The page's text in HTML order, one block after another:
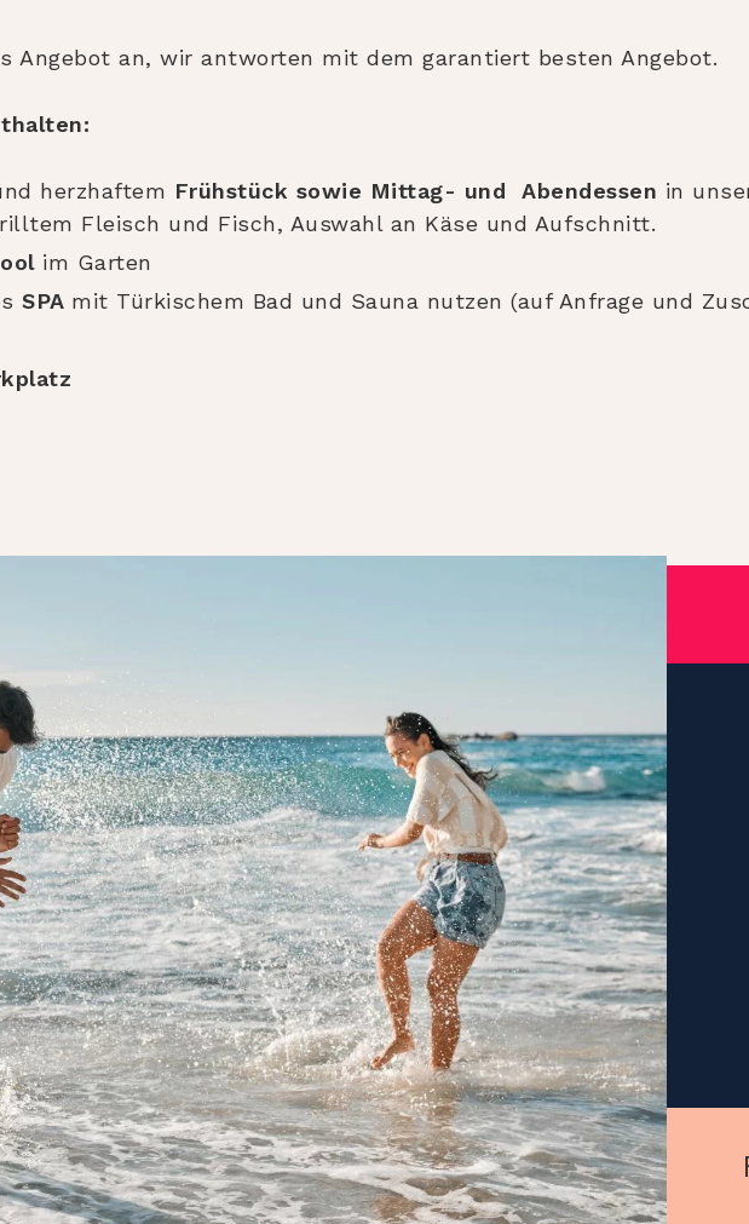
Angebot an, wir antworten mit dem garantiert besten Angebot.
herzhaftem Frühstück sowie Mittag- und Abendessen in
Fleisch und Fisch, Auswahl an Käse und Aufschnitt.
im Garten
SPA mit Türkischem Bad und Sauna nutzen (auf Anfrage und